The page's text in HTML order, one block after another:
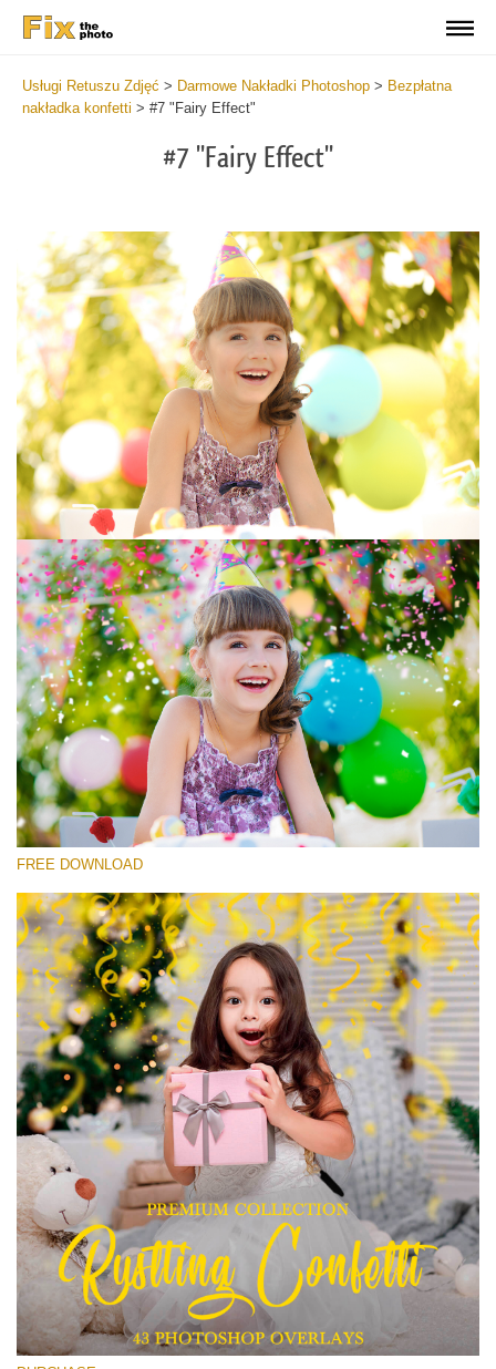
Usługi Retuszu Zdjęć > Darmowe Nakładki Photoshop > Bezpłatna
nakładka konfetti > #7 "Fairy Effect"
#7 "Fairy Effect"
Proszę wybrać
Free Photoshop Overlay #7
Small 800*533px
Rustling Confetti
(43 Overlays)
Large 6000*4000px
(373 Overlays)
Large 6000*4000px
Entire Collection
(1783 Overlays)
Large 6000*4000px
Darmowe Pobieranie
FREE DOWNLOAD